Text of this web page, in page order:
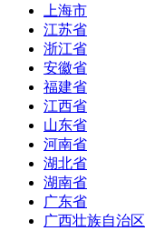
上海市
江苏省
浙江省
安徽省
福建省
江西省
山东省
河南省
湖北省
湖南省
广东省
广西壮族自治区